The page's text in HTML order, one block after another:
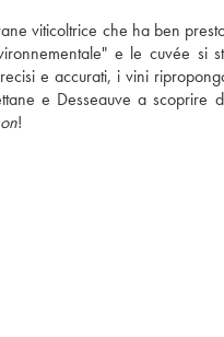
viticoltrice che ha ben
e le cuvée si
e accurati, i vini
e Desseauve a scoprire
!